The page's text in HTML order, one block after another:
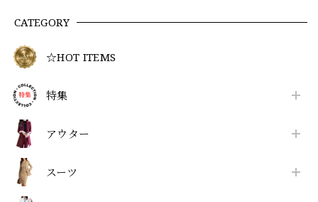
CATEGORY
☆HOT ITEMS
特集
アウター
スーツ